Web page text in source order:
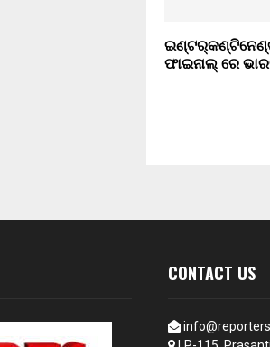
ଫାଇନାଲ୍ ରେ
CONTACT US